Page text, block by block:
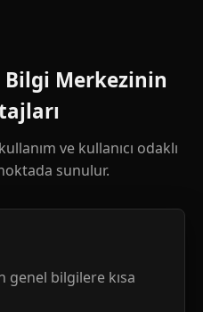
Bilgi Merkezinin
ve kullanıcı odaklı
sunulur.
genel bilgilere kısa